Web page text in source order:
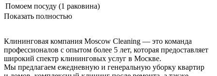
Помоем посуду (1 раковина)
Показать полностью
Клининговая компания Moscow Cleaning — это команда
профессионалов с опытом более 5 лет, которая предоставляет
широкий спектр клининговых услуг в Москве.
Мы предлагаем ежедневную и генеральную уборку квартир